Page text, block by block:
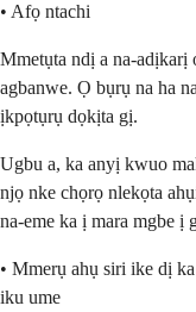
• Afọ ntachi
Mmetụta ndị a na-adịkarị
agbanwe. Ọ bụrụ na ha
ịkpọtụrụ dọkịta gị.
Ugbu a, ka anyị kwuo
njọ nke chọrọ nlekọta
na-eme ka ị mara mgbe ị
• Mmerụ ahụ siri ike dị
iku ume